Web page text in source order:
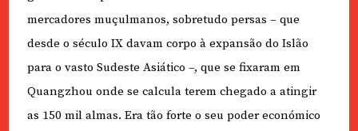
mercadores muçulmanos, sobretudo persas – que
desde o século IX davam corpo à expansão do Islão
para o vasto Sudeste Asiático –, que se fixaram em
Quangzhou onde se calcula terem chegado a atingir
as 150 mil almas. Era tão forte o seu poder económico